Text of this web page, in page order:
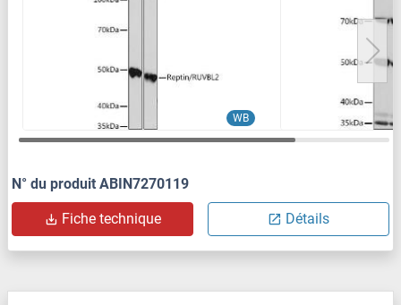
WB
N° du produit ABIN7270119
Fiche technique Détails